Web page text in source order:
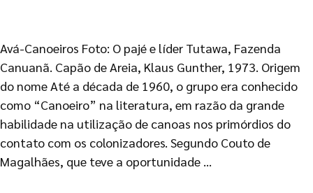
Avá-Canoeiros Foto: O pajé e líder Tutawa, Fazenda
Canuanã. Capão de Areia, Klaus Gunther, 1973. Origem
do nome Até a década de 1960, o grupo era conhecido
como “Canoeiro” na literatura, em razão da grande
habilidade na utilização de canoas nos primórdios do
contato com os colonizadores. Segundo Couto de
Magalhães, que teve a oportunidade …